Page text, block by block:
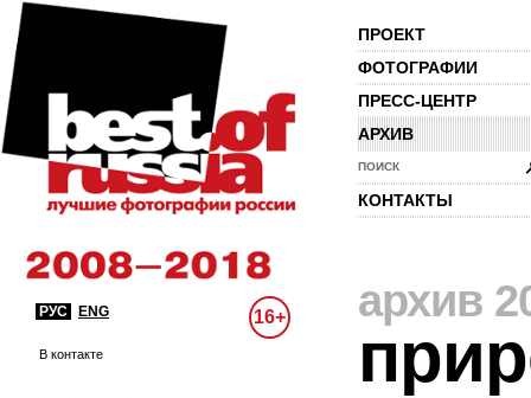
ПРОЕКТ
ФОТОГРАФИИ
ПРЕСС-ЦЕНТР
АРХИВ
ПОИСК
КОНТАКТЫ
РУС ENG 16+
В контакте
архив